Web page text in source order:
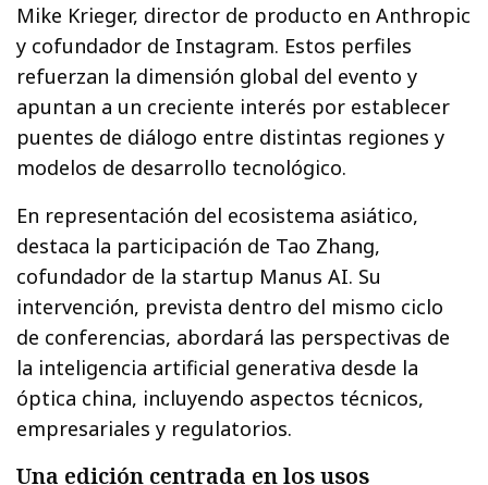
Mike Krieger, director de producto en Anthropic
y cofundador de Instagram. Estos perfiles
refuerzan la dimensión global del evento y
apuntan a un creciente interés por establecer
puentes de diálogo entre distintas regiones y
modelos de desarrollo tecnológico.
En representación del ecosistema asiático,
destaca la participación de Tao Zhang,
cofundador de la startup Manus AI. Su
intervención, prevista dentro del mismo ciclo
de conferencias, abordará las perspectivas de
la inteligencia artificial generativa desde la
óptica china, incluyendo aspectos técnicos,
empresariales y regulatorios.
Una edición centrada en los usos